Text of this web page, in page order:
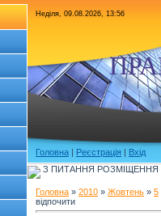
Неділя, 09.08.2026, 13:56
Головна | Реєстрація | Вхід
З ПИТАННЯ РОЗМІЩЕННЯ
Головна » 2010 » Жовтень » 5
відпочити